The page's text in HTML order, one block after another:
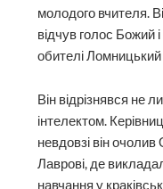
молодого вчителя.
відчув голос Божий
обителі
Він відрізнявся не
інтелектом.
невдовзі він
Лаврові, де
навчання у